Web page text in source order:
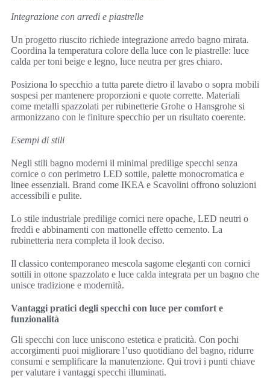
Integrazione con arredi e piastrelle
Un progetto riuscito richiede integrazione arredo bagno mirata.
Coordina la temperatura colore della luce con le piastrelle: luce
calda per toni beige e legno, luce neutra per gres chiaro.
Posiziona lo specchio a tutta parete dietro il lavabo o sopra mobili
sospesi per mantenere proporzioni e quote corrette. Materiali
come metalli spazzolati per rubinetterie Grohe o Hansgrohe si
armonizzano con le finiture specchio per un risultato coerente.
Esempi di stili
Negli stili bagno moderni il minimal predilige specchi senza
cornice o con perimetro LED sottile, palette monocromatica e
linee essenziali. Brand come IKEA e Scavolini offrono soluzioni
accessibili e pulite.
Lo stile industriale predilige cornici nere opache, LED neutri o
freddi e abbinamenti con mattonelle effetto cemento. La
rubinetteria nera completa il look deciso.
Il classico contemporaneo mescola sagome eleganti con cornici
sottili in ottone spazzolato e luce calda integrata per un bagno che
unisce tradizione e modernità.
Vantaggi pratici degli specchi con luce per comfort e
funzionalità
Gli specchi con luce uniscono estetica e praticità. Con pochi
accorgimenti puoi migliorare l’uso quotidiano del bagno, ridurre
consumi e semplificare la manutenzione. Qui trovi i punti chiave
per valutare i vantaggi specchi illuminati.